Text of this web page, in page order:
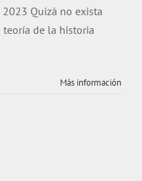
Quizá no exista
de la historia
Más información